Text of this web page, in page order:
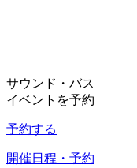
サウンド・バス
イベントを予約
予約する
開催日程・予約